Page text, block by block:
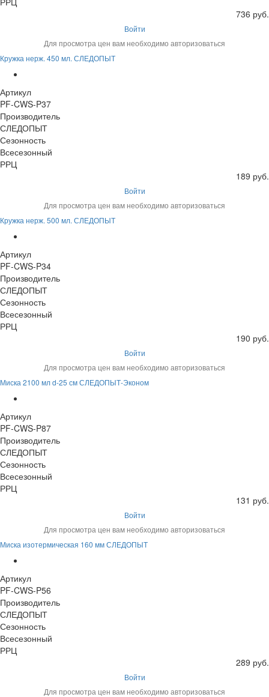
736 руб.
Войти
Для просмотра цен вам необходимо авторизоваться
Кружка нерж. 450 мл. СЛЕДОПЫТ
Артикул
PF-CWS-P37
Производитель
СЛЕДОПЫТ
Сезонность
Всесезонный
РРЦ
189 руб.
Войти
Для просмотра цен вам необходимо авторизоваться
Кружка нерж. 500 мл. СЛЕДОПЫТ
Артикул
PF-CWS-P34
Производитель
СЛЕДОПЫТ
Сезонность
Всесезонный
РРЦ
190 руб.
Войти
Для просмотра цен вам необходимо авторизоваться
Миска 2100 мл d-25 см СЛЕДОПЫТ-Эконом
Артикул
PF-CWS-P87
Производитель
СЛЕДОПЫТ
Сезонность
Всесезонный
РРЦ
131 руб.
Войти
Для просмотра цен вам необходимо авторизоваться
Миска изотермическая 160 мм СЛЕДОПЫТ
Артикул
PF-CWS-P56
Производитель
СЛЕДОПЫТ
Сезонность
Всесезонный
РРЦ
289 руб.
Войти
Для просмотра цен вам необходимо авторизоваться